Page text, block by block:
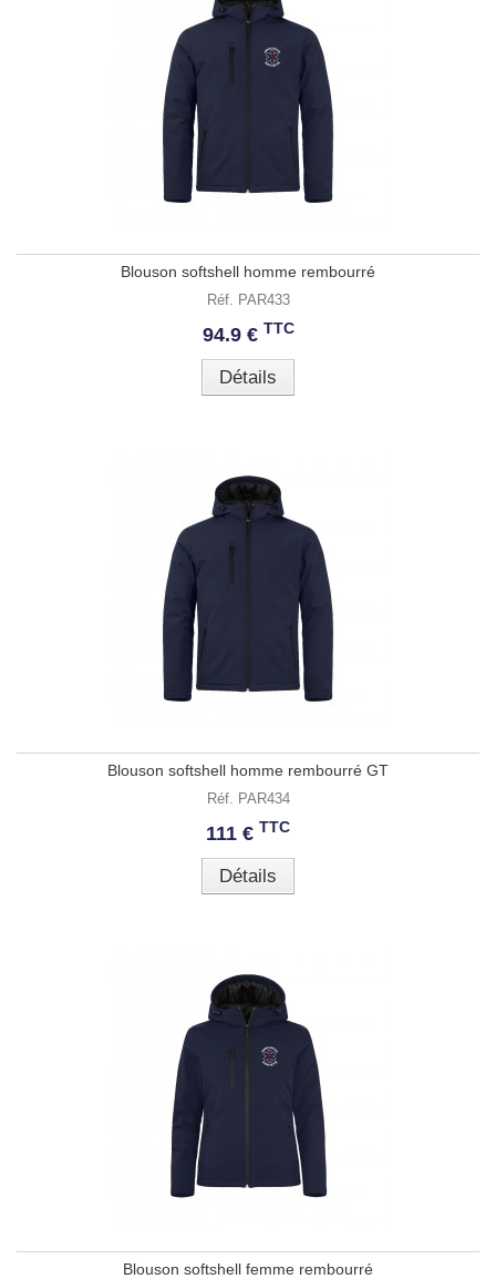
Blouson softshell homme rembourré
Réf. PAR433
94.9 € TTC
Détails
Blouson softshell homme rembourré GT
Réf. PAR434
111 € TTC
Détails
Blouson softshell femme rembourré